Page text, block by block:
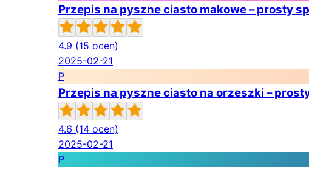
Przepis na pyszne ciasto makowe – prosty
4.9 (15 ocen)
2025-02-21
P
Przepis na pyszne ciasto na orzeszki –
4.6 (14 ocen)
2025-02-21
P